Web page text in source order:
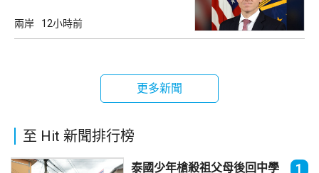
兩岸 12小時前
更多新聞
至 Hit 新聞排行榜
泰國少年槍殺祖父母後回中學
1